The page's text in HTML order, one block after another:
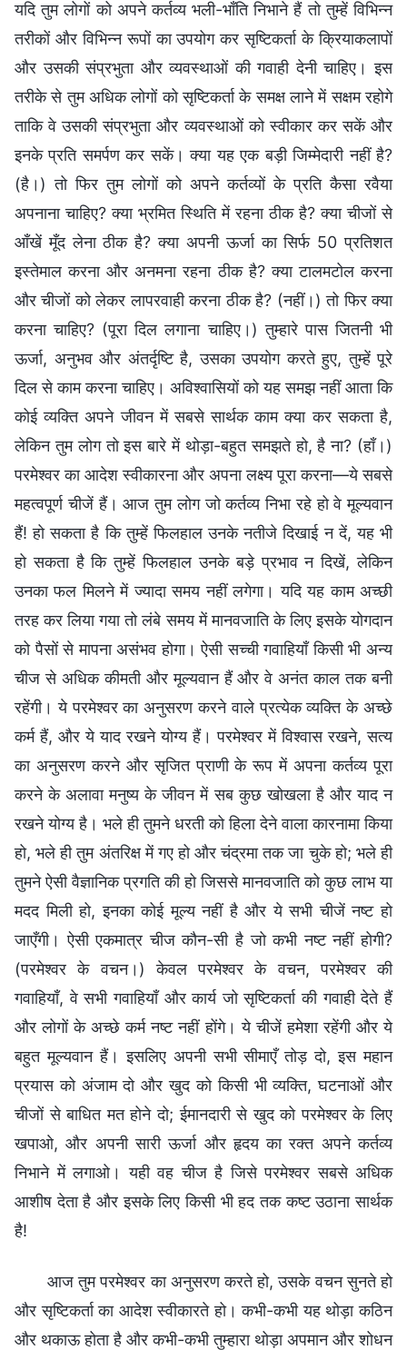
यदि तुम लोगों को अपने कर्तव्य भली-भाँति निभाने हैं तो तुम्हें विभिन्न
तरीकों और विभिन्न रूपों का उपयोग कर सृष्टिकर्ता के क्रियाकलापों
और उसकी संप्रभुता और व्यवस्थाओं की गवाही देनी चाहिए। इस
तरीके से तुम अधिक लोगों को सृष्टिकर्ता के समक्ष लाने में सक्षम रहोगे
ताकि वे उसकी संप्रभुता और व्यवस्थाओं को स्वीकार कर सकें और
इनके प्रति समर्पण कर सकें। क्या यह एक बड़ी जिम्मेदारी नहीं है?
(है।) तो फिर तुम लोगों को अपने कर्तव्यों के प्रति कैसा रवैया
अपनाना चाहिए? क्या भ्रमित स्थिति में रहना ठीक है? क्या चीजों से
आँखें मूँद लेना ठीक है? क्या अपनी ऊर्जा का सिर्फ 50 प्रतिशत
इस्तेमाल करना और अनमना रहना ठीक है? क्या टालमटोल करना
और चीजों को लेकर लापरवाही करना ठीक है? (नहीं।) तो फिर क्या
करना चाहिए? (पूरा दिल लगाना चाहिए।) तुम्हारे पास जितनी भी
ऊर्जा, अनुभव और अंतर्दृष्टि है, उसका उपयोग करते हुए, तुम्हें पूरे
दिल से काम करना चाहिए। अविश्वासियों को यह समझ नहीं आता कि
कोई व्यक्ति अपने जीवन में सबसे सार्थक काम क्या कर सकता है,
लेकिन तुम लोग तो इस बारे में थोड़ा-बहुत समझते हो, है ना? (हाँ।)
परमेश्वर का आदेश स्वीकारना और अपना लक्ष्य पूरा करना—ये सबसे
महत्वपूर्ण चीजें हैं। आज तुम लोग जो कर्तव्य निभा रहे हो वे मूल्यवान
हैं! हो सकता है कि तुम्हें फिलहाल उनके नतीजे दिखाई न दें, यह भी
हो सकता है कि तुम्हें फिलहाल उनके बड़े प्रभाव न दिखें, लेकिन
उनका फल मिलने में ज्यादा समय नहीं लगेगा। यदि यह काम अच्छी
तरह कर लिया गया तो लंबे समय में मानवजाति के लिए इसके योगदान
को पैसों से मापना असंभव होगा। ऐसी सच्ची गवाहियाँ किसी भी अन्य
चीज से अधिक कीमती और मूल्यवान हैं और वे अनंत काल तक बनी
रहेंगी। ये परमेश्वर का अनुसरण करने वाले प्रत्येक व्यक्ति के अच्छे
कर्म हैं, और ये याद रखने योग्य हैं। परमेश्वर में विश्वास रखने, सत्य
का अनुसरण करने और सृजित प्राणी के रूप में अपना कर्तव्य पूरा
करने के अलावा मनुष्य के जीवन में सब कुछ खोखला है और याद न
रखने योग्य है। भले ही तुमने धरती को हिला देने वाला कारनामा किया
हो, भले ही तुम अंतरिक्ष में गए हो और चंद्रमा तक जा चुके हो; भले ही
तुमने ऐसी वैज्ञानिक प्रगति की हो जिससे मानवजाति को कुछ लाभ या
मदद मिली हो, इनका कोई मूल्य नहीं है और ये सभी चीजें नष्ट हो
जाएँगी। ऐसी एकमात्र चीज कौन-सी है जो कभी नष्ट नहीं होगी?
(परमेश्वर के वचन।) केवल परमेश्वर के वचन, परमेश्वर की
गवाहियाँ, वे सभी गवाहियाँ और कार्य जो सृष्टिकर्ता की गवाही देते हैं
और लोगों के अच्छे कर्म नष्ट नहीं होंगे। ये चीजें हमेशा रहेंगी और ये
बहुत मूल्यवान हैं। इसलिए अपनी सभी सीमाएँ तोड़ दो, इस महान
प्रयास को अंजाम दो और खुद को किसी भी व्यक्ति, घटनाओं और
चीजों से बाधित मत होने दो; ईमानदारी से खुद को परमेश्वर के लिए
खपाओ, और अपनी सारी ऊर्जा और हृदय का रक्त अपने कर्तव्य
निभाने में लगाओ। यही वह चीज है जिसे परमेश्वर सबसे अधिक
आशीष देता है और इसके लिए किसी भी हद तक कष्ट उठाना सार्थक
है!
आज तुम परमेश्वर का अनुसरण करते हो, उसके वचन सुनते हो
और सृष्टिकर्ता का आदेश स्वीकारते हो। कभी-कभी यह थोड़ा कठिन
और थकाऊ होता है और कभी-कभी तुम्हारा थोड़ा अपमान और शोधन